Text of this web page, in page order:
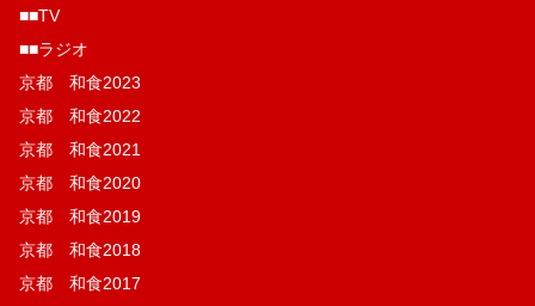
■■TV
■■ラジオ
京都 和食2023
京都 和食2022
京都 和食2021
京都 和食2020
京都 和食2019
京都 和食2018
京都 和食2017